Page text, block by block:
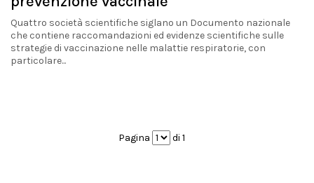
Quattro società scientifiche siglano un Documento nazionale
che contiene raccomandazioni ed evidenze scientifiche sulle
strategie di vaccinazione nelle malattie respiratorie, con
particolare...
Pagina di 1